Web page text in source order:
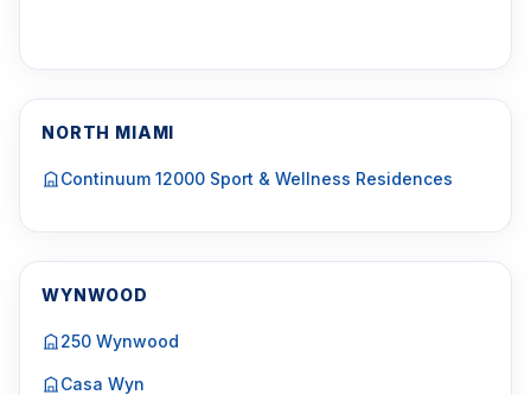
NORTH MIAMI
Continuum 12000 Sport & Wellness Residences
WYNWOOD
250 Wynwood
Casa Wyn